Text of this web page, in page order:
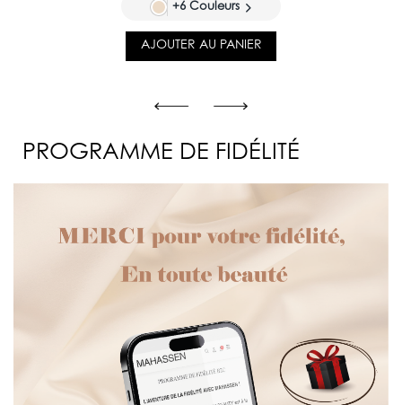
+6 Couleurs
AJOUTER AU PANIER
PROGRAMME DE FIDÉLITÉ